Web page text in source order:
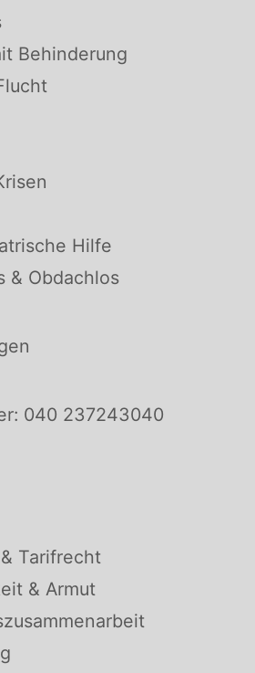
Behinderung
Hilfe
& Obdachlos
040 237243040
Tarifrecht
& Armut